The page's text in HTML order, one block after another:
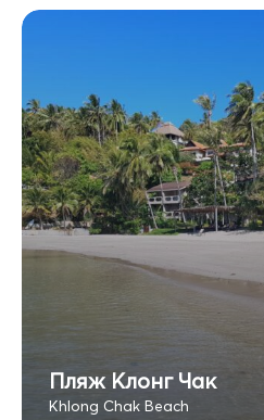
Пляж Клонг Чак
Khlong Chak Beach